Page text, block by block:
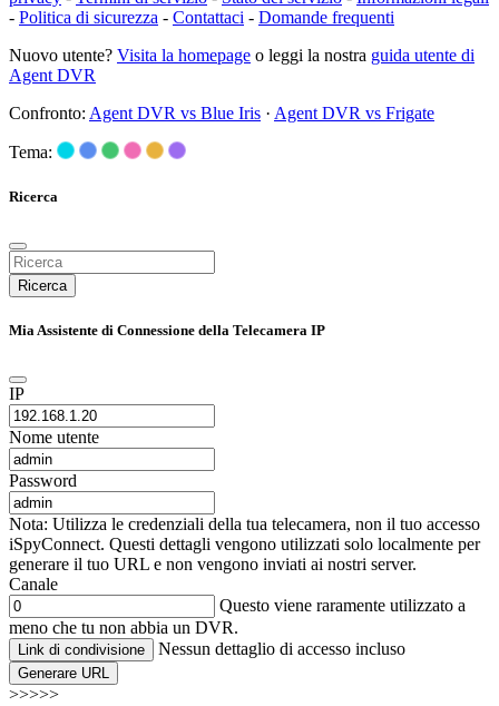
- Politica di sicurezza - Contattaci - Domande frequenti
Nuovo utente? Visita la homepage o leggi la nostra guida utente di
Agent DVR
Confronto: Agent DVR vs Blue Iris · Agent DVR vs Frigate
Tema:
Ricerca
Ricerca
Mia Assistente di Connessione della Telecamera IP
IP
Nome utente
Password
Nota: Utilizza le credenziali della tua telecamera, non il tuo accesso
iSpyConnect. Questi dettagli vengono utilizzati solo localmente per
generare il tuo URL e non vengono inviati ai nostri server.
Canale
Questo viene raramente utilizzato a
meno che tu non abbia un DVR.
Link di condivisione Nessun dettaglio di accesso incluso
Generare URL
>>>>>